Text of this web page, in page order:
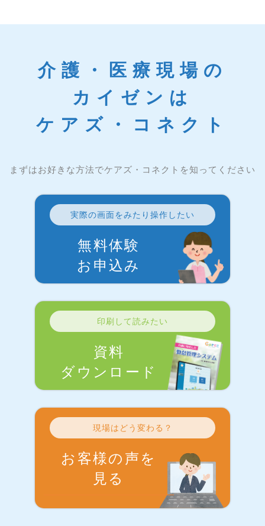
介護・医療現場の
カイゼンは
ケアズ・コネクト
まずはお好きな方法でケアズ・コネクトを知ってください
実際の画面をみたり操作したい
無料体験
お申込み
印刷して読みたい
資料
ダウンロード
現場はどう変わる？
お客様の声を
見る